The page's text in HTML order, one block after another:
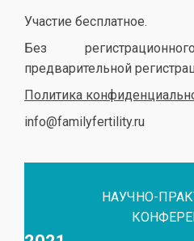
Участие бесплатное.
Без
предварительной
Политика
info@familyfertility.ru
НАУЧНО-